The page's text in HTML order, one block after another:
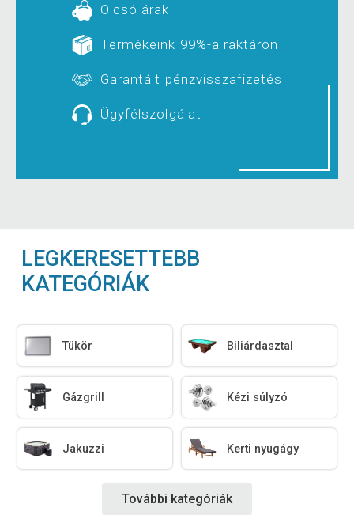
Olcsó árak
Termékeink 99%-a raktáron
Garantált pénzvisszafizetés
Ügyfélszolgálat
LEGKERESETTEBB
KATEGÓRIÁK
Tükör Biliárdasztal
Gázgrill Kézi súlyzó
Jakuzzi Kerti nyugágy
További kategóriák